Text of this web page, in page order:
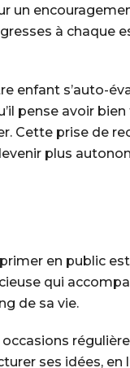
un
à chaque
enfant s’auto-
pense avoir bien
Cette prise de
plus
en public
qui
de sa vie.
ses idées,